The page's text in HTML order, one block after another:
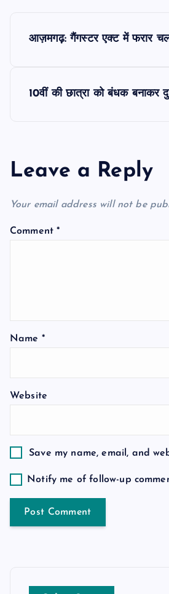
n
a
v
a
i
o
n
आज़मगढ़: गैंगस्टर एक्ट में फरार चल
10वीं की छात्रा को बंधक बनाकर
Leave a Reply
Your email address will not be
Comment*
Name *
Website
Save my name, email, and
Notify me of follow-up